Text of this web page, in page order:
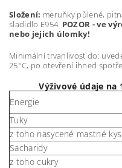
Složení: meruňky půlené,
sladidlo E954. POZOR - ve
nebo jejich úlomky!
Minimální trvanlivost do:
25°C, po otevření ihned
Výživové údaje na
Energie
Tuky
z toho nasycené mastné
Sacharidy
z toho cukry